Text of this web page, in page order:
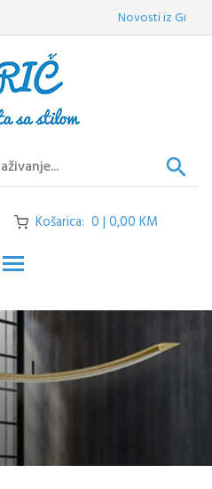
Novosti iz Griča:
Košarica: 0 | 0,00 KM